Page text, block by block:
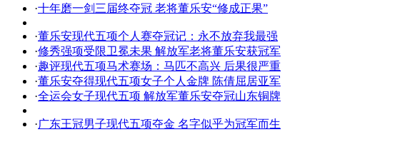
·十年磨一剑三届终夺冠 老将董乐安“修成正果”
·董乐安现代五项个人赛夺冠记：永不放弃我最强
·修秀强项受限卫冕未果 解放军老将董乐安获冠军
·趣评现代五项马术赛场：马匹不高兴 后果很严重
·董乐安夺得现代五项女子个人金牌 陈倩屈居亚军
·全运会女子现代五项 解放军董乐安夺冠山东铜牌
·广东王冠男子现代五项夺金 名字似乎为冠军而生